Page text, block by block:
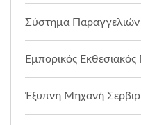
Σύστημα Παραγγελιών
Εμπορικός
Έξυπνη Μηχανή